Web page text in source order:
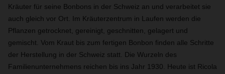
Kräuter für seine Bonbons in der Schweiz an und verarbeitet sie
auch gleich vor Ort. Im Kräuterzentrum in Laufen werden die
Pflanzen getrocknet, gereinigt, geschnitten, gelagert und
gemischt. Vom Kraut bis zum fertigen Bonbon finden alle Schritte
der Herstellung in der Schweiz statt. Die Wurzeln des
Familienunternehmens reichen bis ins Jahr 1930. Heute ist Ricola